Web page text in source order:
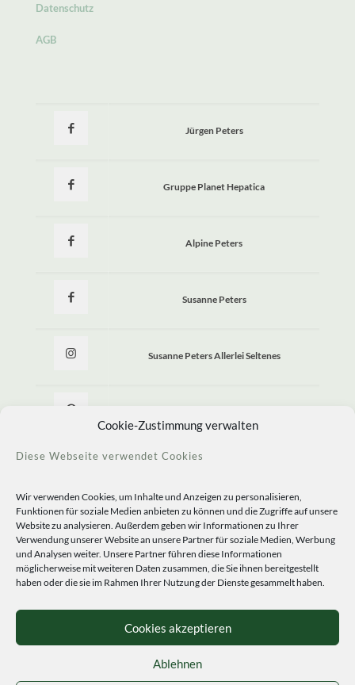
Cookie-Zustimmung verwalten
Diese Webseite verwendet Cookies
Wir verwenden Cookies, um Inhalte und Anzeigen zu personalisieren,
Funktionen für soziale Medien anbieten zu können und die Zugriffe auf unsere
Website zu analysieren. Außerdem geben wir Informationen zu Ihrer
Verwendung unserer Website an unsere Partner für soziale Medien, Werbung
und Analysen weiter. Unsere Partner führen diese Informationen
möglicherweise mit weiteren Daten zusammen, die Sie ihnen bereitgestellt
haben oder die sie im Rahmen Ihrer Nutzung der Dienste gesammelt haben.
Cookies akzeptieren
Ablehnen
Datenschutz
AGB
Jürgen Peters
Gruppe Planet Hepatica
Alpine Peters
Susanne Peters
Susanne Peters Allerlei Seltenes